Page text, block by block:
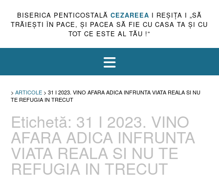
BISERICA PENTICOSTALĂ CEZAREEA I REŞIŢA I „SĂ
TRĂIEŞTI ÎN PACE, ŞI PACEA SĂ FIE CU CASA TA ŞI CU
TOT CE ESTE AL TĂU !”
> ARTICOLE > 31 I 2023. VINO AFARA ADICA INFRUNTA VIATA REALA SI NU
TE REFUGIA IN TRECUT
Etichetă: 31 I 2023. VINO
AFARA ADICA INFRUNTA
VIATA REALA SI NU TE
REFUGIA IN TRECUT